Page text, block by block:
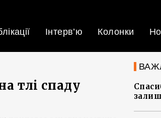
Інтерв’ю Колонки
тлі спаду